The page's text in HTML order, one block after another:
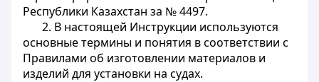
Республики Казахстан за № 4497.
2. В настоящей Инструкции используются
основные термины и понятия в соответствии с
Правилами об изготовлении материалов и
изделий для установки на судах.